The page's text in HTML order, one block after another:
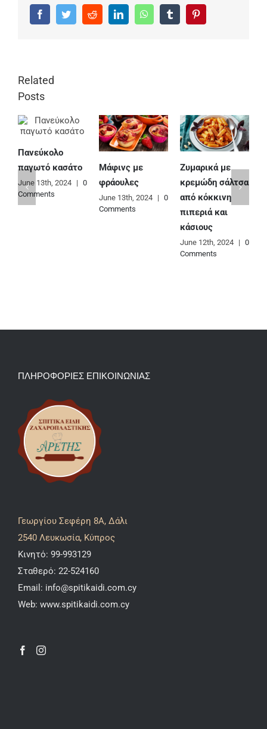
FacebookTwitterRedditLinkedInWhatsAppTumblr
Related
Posts
Πανεύκολο
παγωτό κασάτο
June 13th, 2024 | 0
Comments
Μάφινς με
φράουλες
June 13th, 2024 | 0
Comments
Ζυμαρικά με
κρεμώδη σάλτσα
από κόκκινη
πιπεριά και
κάσιους
June 12th, 2024 | 0
Comments
ΠΛΗΡΟΦΟΡΙΕΣ ΕΠΙΚΟΙΝΩΝΙΑΣ
Γεωργίου Σεφέρη 8A, Δάλι
2540 Λευκωσία, Κύπρος
Κινητό: 99-993129
Σταθερό: 22-524160
Email: info@spitikaidi.com.cy
Web: www.spitikaidi.com.cy